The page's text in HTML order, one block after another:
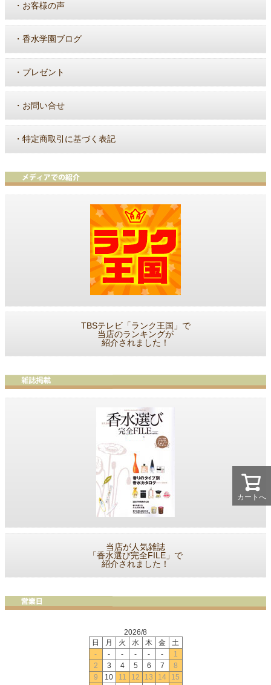
カートへ
・ お客様の声
・ 香水学園ブログ
・ プレゼント
・ お問い合せ
・ 特定商取引に基づく表記
TBSテレビ「ランク王国」で
当店のランキングが
紹介されました！
当店が人気雑誌
「香水選び完全FILE」で
紹介されました！
2026/8
日
月 火 水 木 金
土
-
- - - - -
1
2
3 4 5 6 7
8
9
10 11 12 13 14
15